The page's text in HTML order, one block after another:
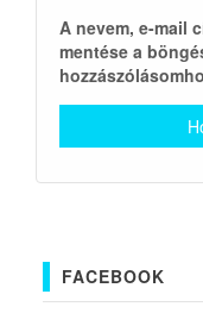
A nevem, e-mail
mentése a
FACEBOOK